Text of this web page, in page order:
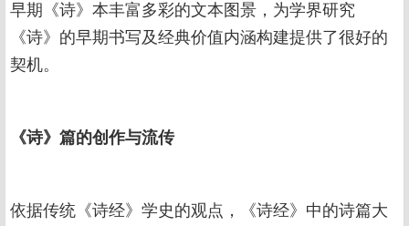
早期《诗》本丰富多彩的文本图景，为学界研究
《诗》的早期书写及经典价值内涵构建提供了很好的
契机。
《诗》篇的创作与流传
依据传统《诗经》学史的观点，《诗经》中的诗篇大